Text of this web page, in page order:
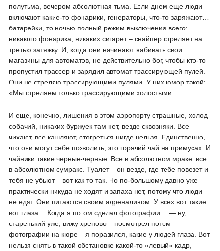
полутьма, вечером абсолютная тьма. Если днем еще люди
включают какие-то фонарики, генераторы, что-то заряжают…
батарейки, то ночью полный режим выключения всего:
никакого фонарика, никаких сигарет – снайпер стреляет на
третью затяжку. И, когда они начинают набивать свои
магазины для автоматов, не действительно бог, чтобы кто-то
пропустил трассер и зарядил автомат трассирующей пулей.
Они не стреляю трассирующими пулями. У них юмор такой:
«Мы стреляем только трассирующими холостыми.
И еще, конечно, лишения в этом аэропорту страшные, холод
собачий, никаких буржуек там нет, везде сквозняки. Все
чихают, все кашляют, отогреться нигде нельзя. Единственно,
что они могут себе позволить, это горячий чай на примусах. И
чайники такие черные-черные. Все в абсолютном мраке, все
в абсолютном сумраке. Туалет – он везде, где тебе повезет и
тебя не убьют – вот как то так. Но по-большому давно уже
практически никуда не ходят и запаха нет, потому что люди
не едят. Они питаются своим адреналином. У всех вот такие
вот глаза… Когда я потом сделал фотографии… — ну,
старенький уже, вижу хреново – посмотрел потом
фотографии на кюре – я поразился, какие у людей глаза. Вот
нельзя снять в такой обстановке какой-то «левый» кадр,